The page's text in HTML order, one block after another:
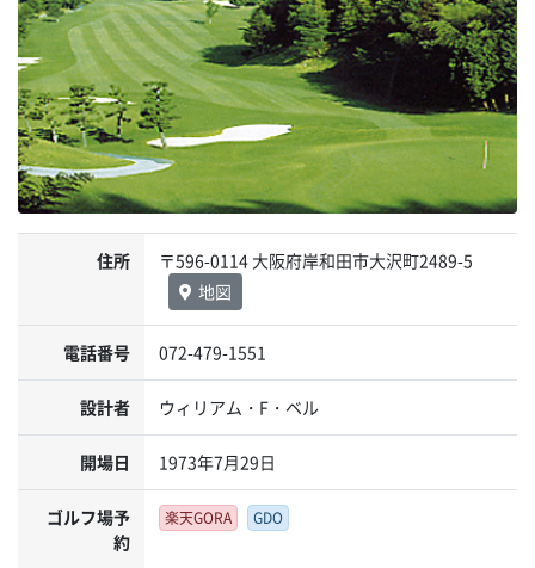
住所
〒596-0114 大阪府岸和田市大沢町2489-5
地図
電話番号 072-479-1551
設計者 ウィリアム・F・ベル
開場日 1973年7月29日
ゴルフ場予
約
楽天GORA GDO